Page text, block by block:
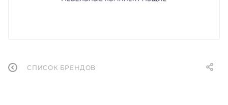
СПИСОК БРЕНДОВ